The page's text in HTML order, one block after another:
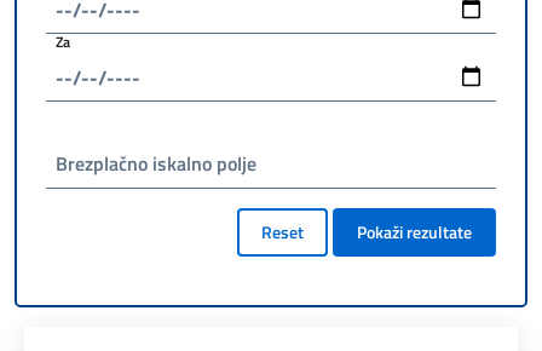
Za
Brezplačno iskalno polje
Reset Pokaži rezultate